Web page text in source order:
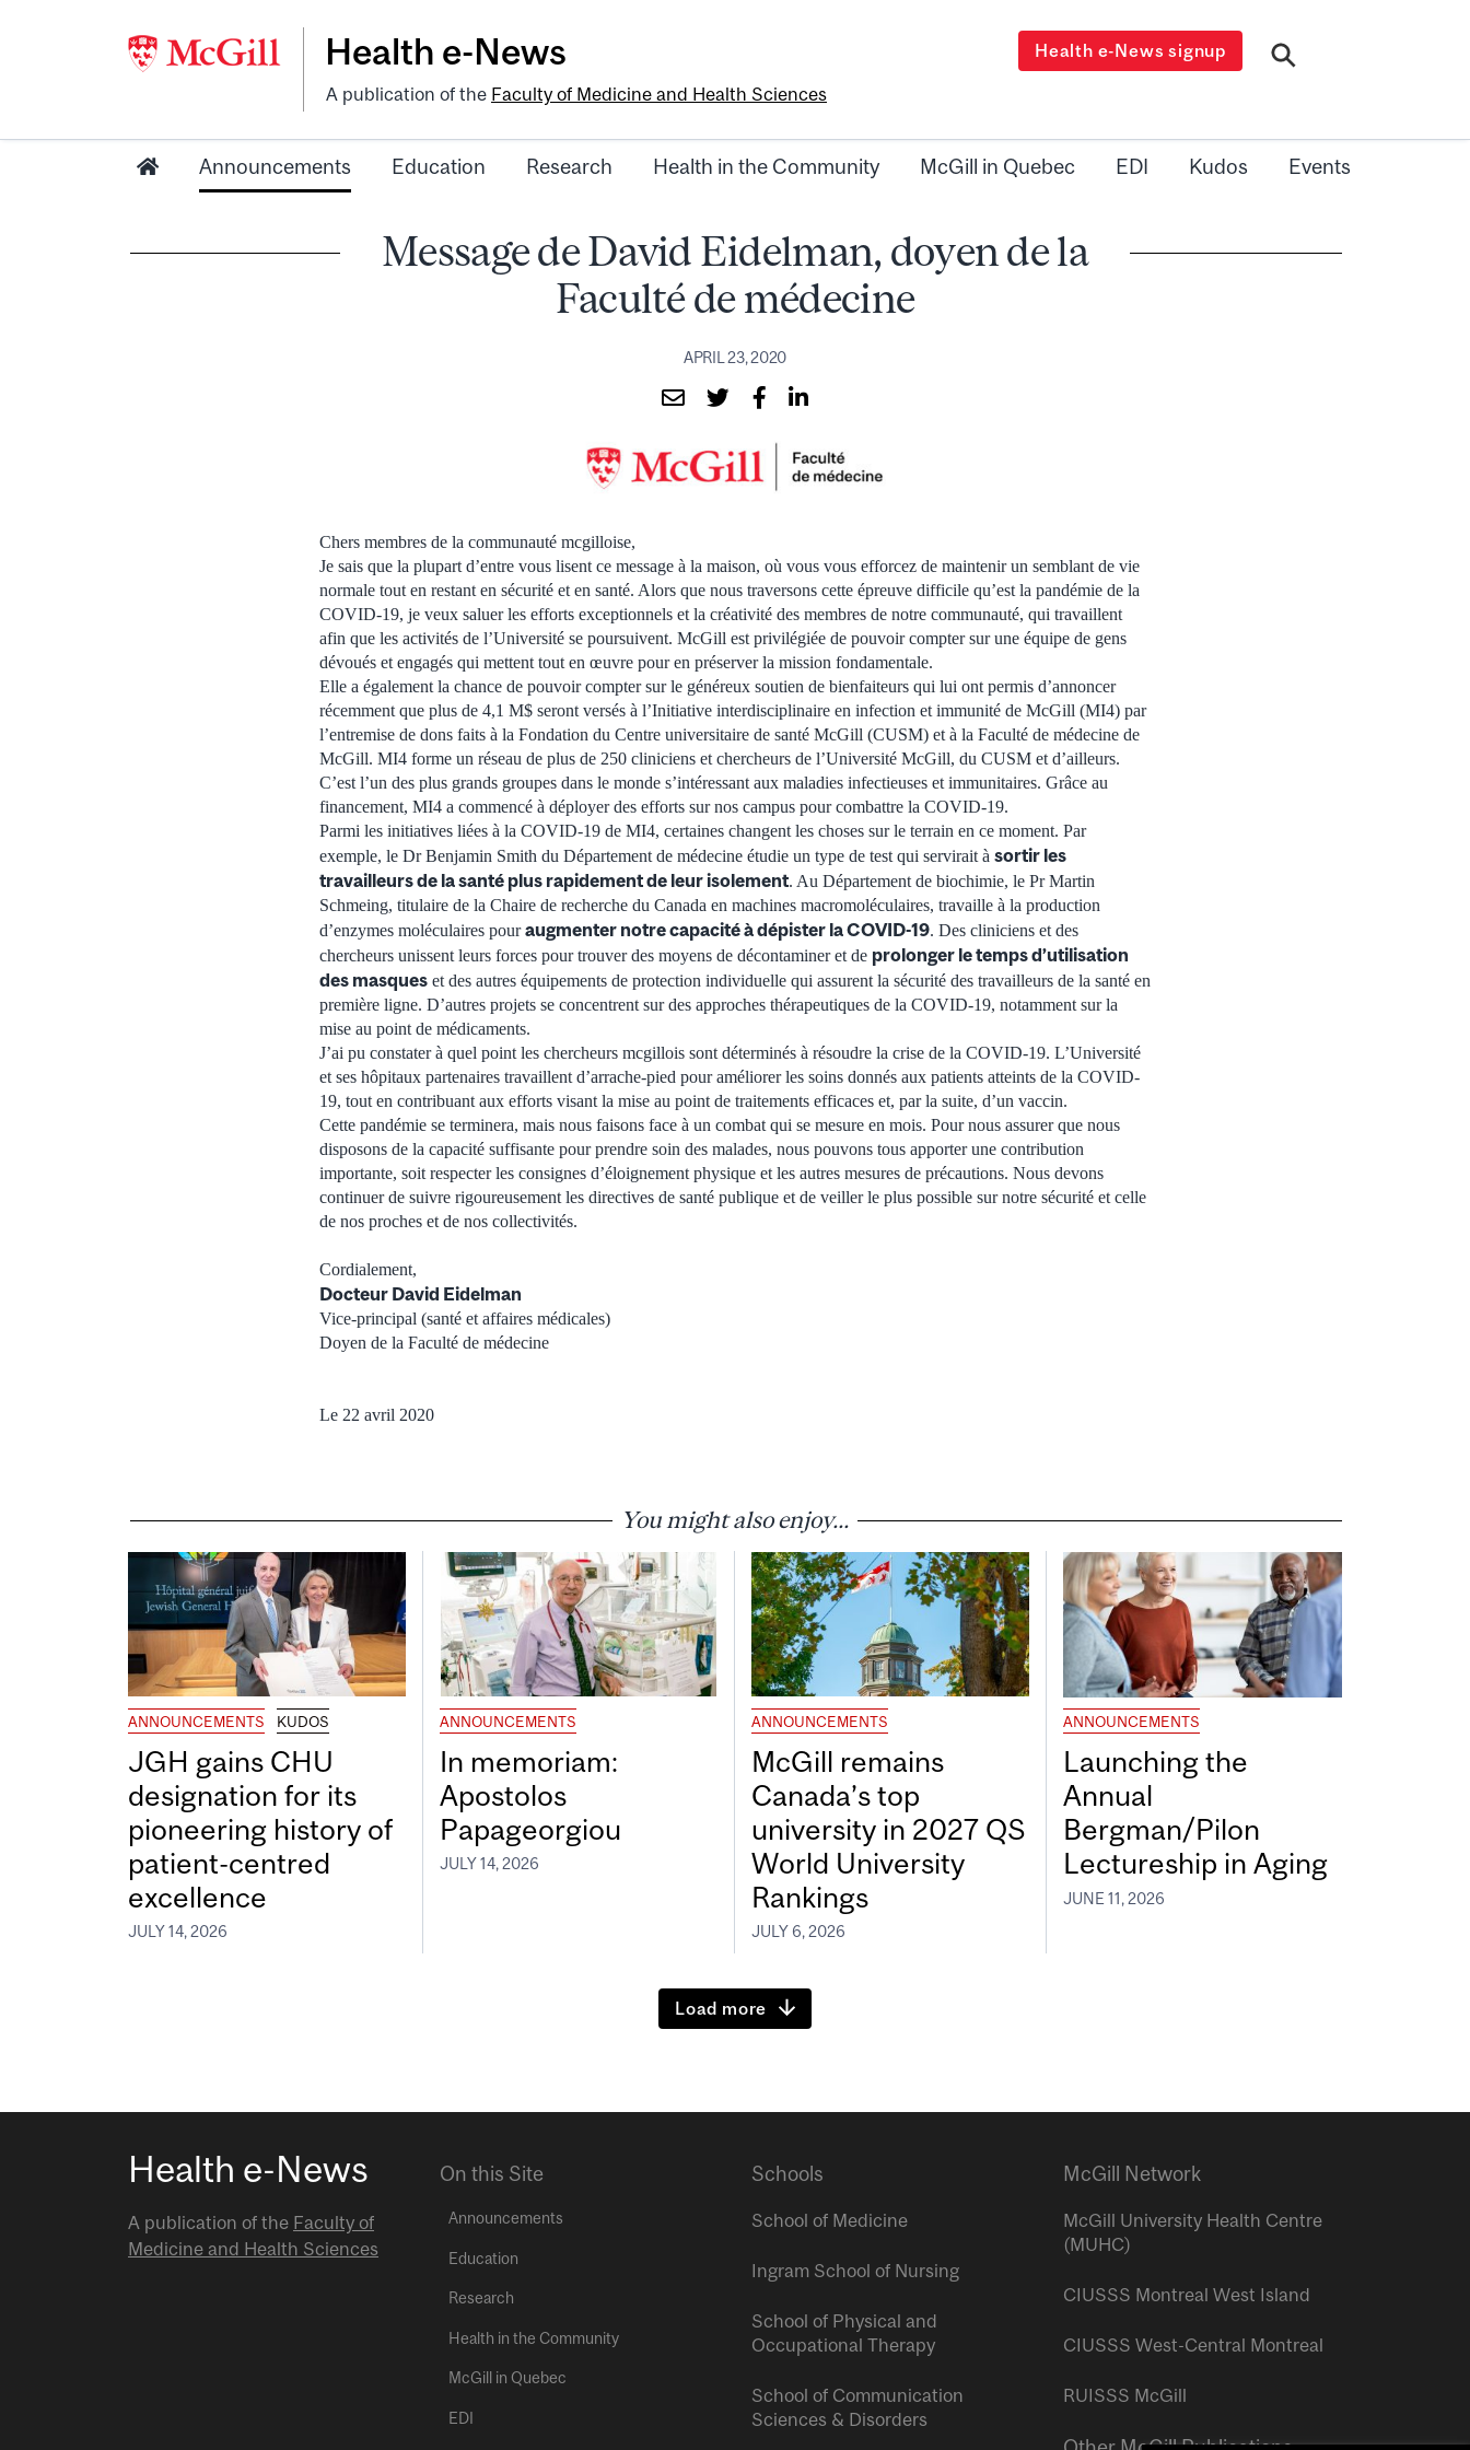
Health e-News
A publication of the Faculty of Medicine and Health Sciences
Health e-News signup
Announcements Education Research Health in the Community McGill in Quebec EDI Kudos Events
Message de David Eidelman, doyen de la
Faculté de médecine
APRIL 23, 2020
Chers membres de la communauté mcgilloise,
Je sais que la plupart d’entre vous lisent ce message à la maison, où vous vous efforcez de maintenir un semblant de vie
normale tout en restant en sécurité et en santé. Alors que nous traversons cette épreuve difficile qu’est la pandémie de la
COVID-19, je veux saluer les efforts exceptionnels et la créativité des membres de notre communauté, qui travaillent
afin que les activités de l’Université se poursuivent. McGill est privilégiée de pouvoir compter sur une équipe de gens
dévoués et engagés qui mettent tout en œuvre pour en préserver la mission fondamentale.
Elle a également la chance de pouvoir compter sur le généreux soutien de bienfaiteurs qui lui ont permis d’annoncer
récemment que plus de 4,1 M$ seront versés à l’Initiative interdisciplinaire en infection et immunité de McGill (MI4) par
l’entremise de dons faits à la Fondation du Centre universitaire de santé McGill (CUSM) et à la Faculté de médecine de
McGill. MI4 forme un réseau de plus de 250 cliniciens et chercheurs de l’Université McGill, du CUSM et d’ailleurs.
C’est l’un des plus grands groupes dans le monde s’intéressant aux maladies infectieuses et immunitaires. Grâce au
financement, MI4 a commencé à déployer des efforts sur nos campus pour combattre la COVID-19.
Parmi les initiatives liées à la COVID-19 de MI4, certaines changent les choses sur le terrain en ce moment. Par
exemple, le Dr Benjamin Smith du Département de médecine étudie un type de test qui servirait à sortir les
travailleurs de la santé plus rapidementde leur isolement. Au Département de biochimie, le Pr Martin
Schmeing, titulaire de la Chaire de recherche du Canada en machines macromoléculaires, travaille à la production
d’enzymes moléculaires pouraugmenter notre capacité à dépister la COVID-19. Des cliniciens et des
chercheurs unissent leurs forces pour trouver des moyens de décontaminer et de prolonger le temps d’utilisation
des masques et des autres équipements de protection individuelle qui assurent la sécurité des travailleurs de la santé en
première ligne. D’autres projets se concentrent sur des approches thérapeutiques de la COVID-19, notamment sur la
mise au point de médicaments.
J’ai pu constater à quel point les chercheurs mcgillois sont déterminés à résoudre la crise de la COVID-19. L’Université
et ses hôpitaux partenaires travaillent d’arrache-pied pour améliorer les soins donnés aux patients atteints de la COVID-
19, tout en contribuant aux efforts visant la mise au point de traitements efficaces et, par la suite, d’un vaccin.
Cette pandémie se terminera, mais nous faisons face à un combat qui se mesure en mois. Pour nous assurer que nous
disposons de la capacité suffisante pour prendre soin des malades, nous pouvons tous apporter une contribution
importante, soit respecter les consignes d’éloignement physique et les autres mesures de précautions. Nous devons
continuer de suivre rigoureusement les directives de santé publique et de veiller le plus possible sur notre sécurité et celle
de nos proches et de nos collectivités.
Cordialement,
Docteur David Eidelman
Vice-principal (santé et affaires médicales)
Doyen de la Faculté de médecine
Le 22 avril 2020
You might also enjoy...
ANNOUNCEMENTS KUDOS
JGH gains CHU
designation for its
pioneering history of
patient-centred
excellence
JULY 14, 2026
ANNOUNCEMENTS
In memoriam:
Apostolos
Papageorgiou
JULY 14, 2026
ANNOUNCEMENTS
McGill remains
Canada’s top
university in 2027 QS
World University
Rankings
JULY 6, 2026
ANNOUNCEMENTS
Launching the
Annual
Bergman/Pilon
Lectureship in Aging
JUNE 11, 2026
Load more
Health e-News
A publication of the Faculty of
Medicine and Health Sciences
On this Site
Announcements
Education
Research
Health in the Community
McGill in Quebec
EDI
Schools
School of Medicine
Ingram School of Nursing
School of Physical and
Occupational Therapy
School of Communication
Sciences & Disorders
McGill Network
McGill University Health Centre
(MUHC)
CIUSSS Montreal West Island
CIUSSS West-Central Montreal
RUISSS McGill